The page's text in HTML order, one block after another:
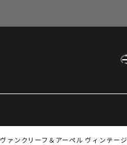
ヴァンクリーフ＆アーペル ヴィンテー